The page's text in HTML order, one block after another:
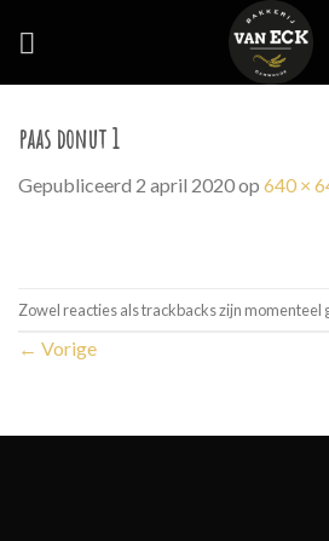
paas donut 1
Gepubliceerd 2 april 2020op 640 ×
Zowel reacties als trackbacks zijn momenteel
← Vorige